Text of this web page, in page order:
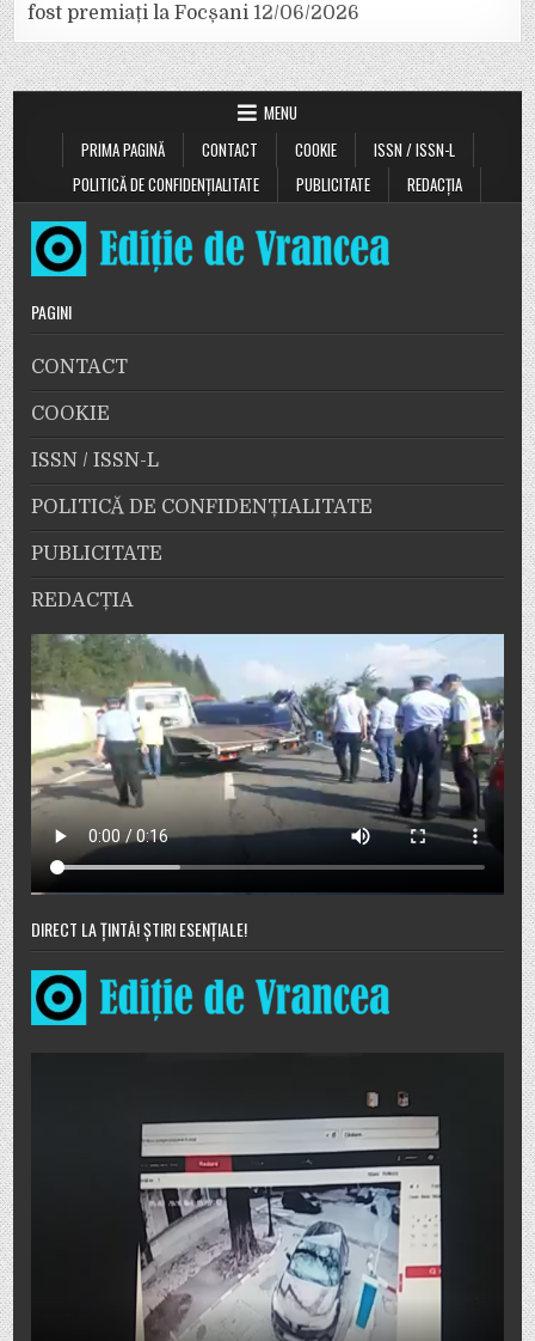
fost premiați la Focșani 12/06/2026
MENU
PRIMA PAGINĂ
CONTACT COOKIE
ISSN / ISSN-L
POLITICĂ DE CONFIDENȚIALITATE
PUBLICITATE REDACȚIA
PAGINI
CONTACT
COOKIE
ISSN / ISSN-L
POLITICĂ DE CONFIDENȚIALITATE
PUBLICITATE
REDACȚIA
DIRECT LA ȚINTĂ! ȘTIRI ESENȚIALE!